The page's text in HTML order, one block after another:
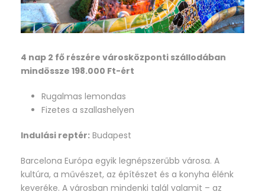
4 nap 2 fő részére városközponti szállodában
mindössze 198.000 Ft-ért
Rugalmas lemondas
Fizetes a szallashelyen
Indulási reptér: Budapest
Barcelona Európa egyik legnépszerűbb városa. A
kultúra, a művészet, az építészet és a konyha élénk
keveréke. A városban mindenki talál valamit – az